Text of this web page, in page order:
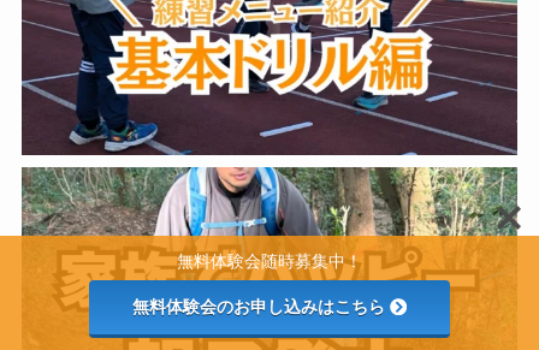
無料体験会随時募集中！
無料体験会のお申し込みはこちら